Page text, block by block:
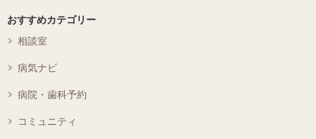
おすすめカテゴリー
相談室
病気ナビ
病院・歯科予約
コミュニティ